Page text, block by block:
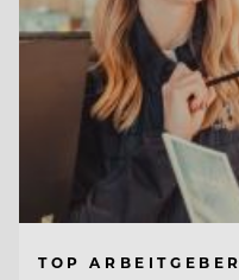
TOP ARBEITGEBER